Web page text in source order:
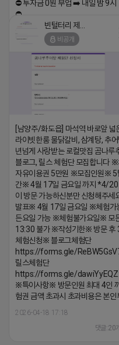
⛔️ 투자금 0원 부업 ➡️ 내일 밤 9시
⛔️
2026-04-18 17:23
비공개
[남양주/화도읍] 마석역 바로앞 넓
라이빗한룸 물닭갈비, 삼계탕, 추
년넘게 사랑받는 로컬맛집 곰나루
블로그, 릴스 체험단 모집합니다 ※
자유이용권 5만원 ※모집인원※ 5
간※ 4월 17일 금요일 까지 *4/20
이 방문 가능하신분만 신청해주
발표※ 4월 17일 금요일 ※체험가
든요일 가능 ※체험불가요일※ 모
13:30 불가 ※작성기한※ 방문 후
체험신청※ 블로그체험단
https://forms.gle/
릴스체험단
https://forms.gle/
※특이사항※ 방문인원 최대 4인 까
험권 금액 초과시 초과비용은 본인
2026-04-18 17:18
댓글:20개